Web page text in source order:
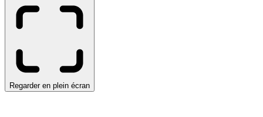
Regarder en plein écran